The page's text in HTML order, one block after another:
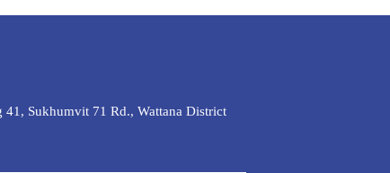
Sukhumvit 71 Rd., Wattana District